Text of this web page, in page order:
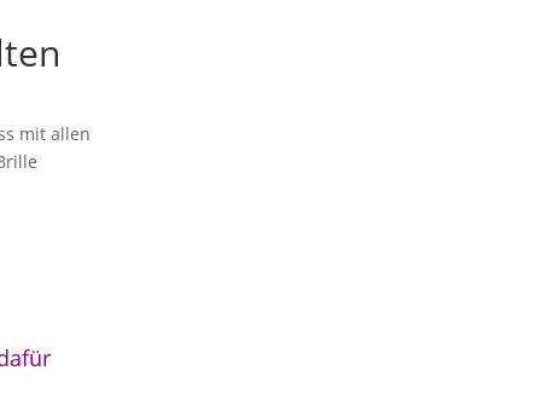
mit allen